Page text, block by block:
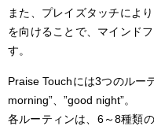
また、プレイズタッチによ
を向けることで、マインド
す。
Praise Touchには3つのルー
morning”、”good night”。
各ルーティンは、6～8種類